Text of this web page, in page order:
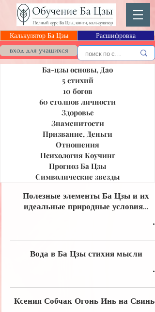
Калькулятор Ба Цзы Расшифровка
вход для учащихсяБлог Ба Цзы
Ба-цзы основы, Дао
5 стихий
10 богов
60 столпов личности
Здоровье
Знаменитости
Призвание, Деньги
Отношения
Психология Коучинг
Прогноз Ба Цзы
Символические звезды
Полезные элементы Ба Цзы и их
идеальные природные условия...
Вода в Ба Цзы стихия мысли
Ксения Собчак Огонь Инь на Свинье